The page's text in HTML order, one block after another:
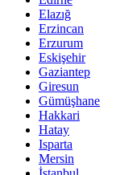
Elazığ
Erzincan
Erzurum
Eskişehir
Gaziantep
Giresun
Gümüşhane
Hakkari
Hatay
Isparta
Mersin